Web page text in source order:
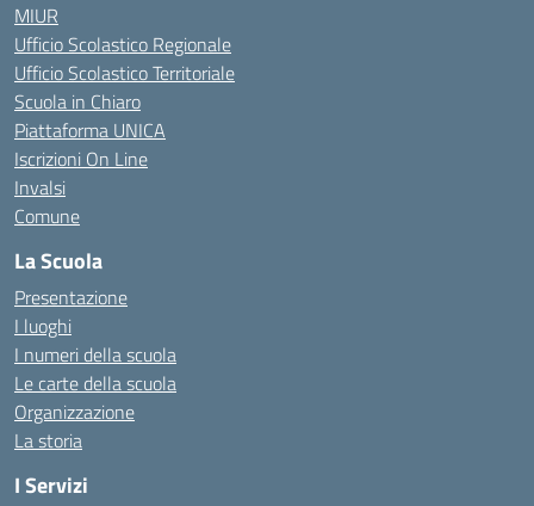
MIUR
Ufficio Scolastico Regionale
Ufficio Scolastico Territoriale
Scuola in Chiaro
Piattaforma UNICA
Iscrizioni On Line
Invalsi
Comune
La Scuola
Presentazione
I luoghi
I numeri della scuola
Le carte della scuola
Organizzazione
La storia
I Servizi